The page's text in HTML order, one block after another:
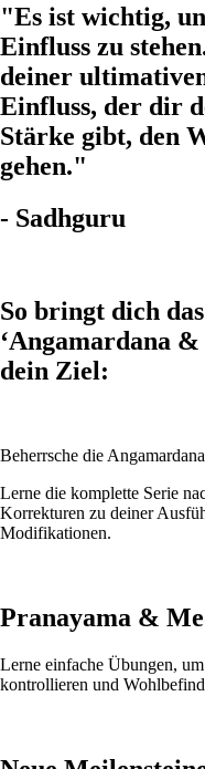
"Es ist wichtig,
Einfluss zu
deiner
Einfluss, der dir
Stärke gibt, den
gehen."
- Sadhguru
So bringt dich
‘Angamardana
dein Ziel:
Beherrsche die
Lerne die komplette Serie
Korrekturen zu deiner
Modifikationen.
Pranayama &
Lerne einfache Übungen,
kontrollieren und